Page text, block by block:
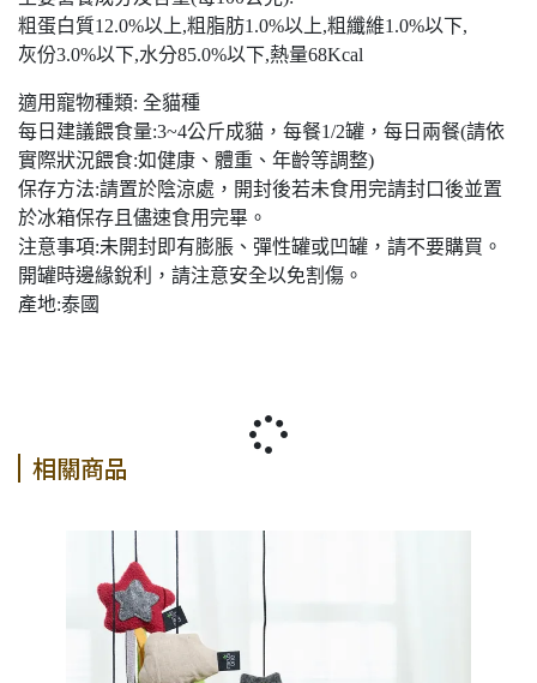
粗蛋白質12.0%以上,粗脂肪1.0%以上,粗纖維1.0%以下,
灰份3.0%以下,水分85.0%以下,熱量68Kcal
適用寵物種類: 全貓種
每日建議餵食量:3~4公斤成貓，每餐1/2罐，每日兩餐(請依
實際狀況餵食:如健康、體重、年齡等調整)
保存方法:請置於陰涼處，開封後若未食用完請封口後並置
於冰箱保存且儘速食用完畢。
注意事項:未開封即有膨脹、彈性罐或凹罐，請不要購買。
開罐時邊緣銳利，請注意安全以免割傷。
產地:泰國
相關商品